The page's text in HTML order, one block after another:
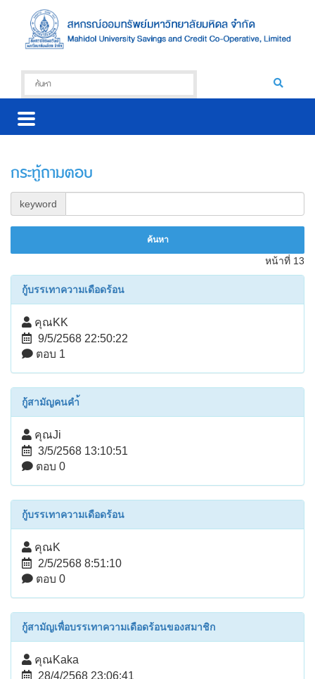
กระทู้ถามตอบ
keyword
หน้าที่ 13
กู้บรรเทาความเดือดร้อน
คุณKK
9/5/2568 22:50:22
ตอบ 1
กู้สามัญคนคำ้
คุณJi
3/5/2568 13:10:51
ตอบ 0
กู้บรรเทาความเดือดร้อน
คุณK
2/5/2568 8:51:10
ตอบ 0
กู้สามัญเพื่อบรรเทาความเดือดร้อนของสมาชิก
คุณKaka
28/4/2568 23:06:41